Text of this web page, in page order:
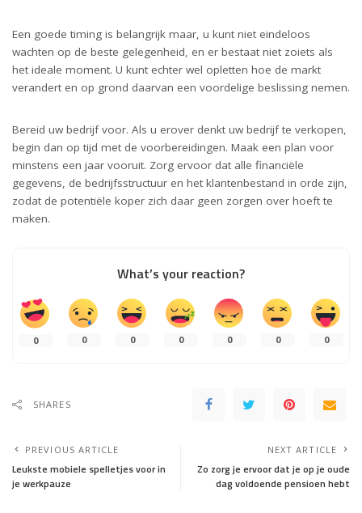
Een goede timing is belangrijk maar, u kunt niet eindeloos
wachten op de beste gelegenheid, en er bestaat niet zoiets als
het ideale moment. U kunt echter wel opletten hoe de markt
verandert en op grond daarvan een voordelige beslissing nemen.
Bereid uw bedrijf voor. Als u erover denkt uw bedrijf te verkopen,
begin dan op tijd met de voorbereidingen. Maak een plan voor
minstens een jaar vooruit. Zorg ervoor dat alle financiële
gegevens, de bedrijfsstructuur en het klantenbestand in orde zijn,
zodat de potentiële koper zich daar geen zorgen over hoeft te
maken.
What’s your reaction?
0 0 0 0 0 0 0
SHARES
PREVIOUS ARTICLE
Leukste mobiele spelletjes voor in
je werkpauze
NEXT ARTICLE
Zo zorg je ervoor dat je op je oude
dag voldoende pensioen hebt